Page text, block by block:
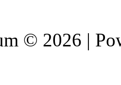
© 2026 |